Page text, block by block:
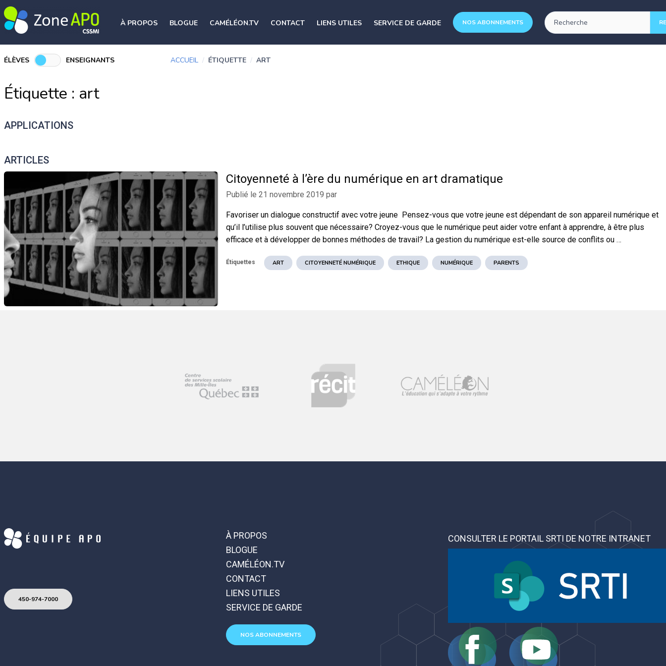
À PROPOS BLOGUE CAMÉLÉON.TV CONTACT LIENS UTILES SERVICE DE GARDE NOS ABONNEMENTS
ÉLÈVES ENSEIGNANTS ACCUEIL / ÉTIQUETTE / ART
Étiquette : art
APPLICATIONS
ÉducArt
Musée des beaux-arts de Montréal Éducart
On y propose des activités d'apprentissage classées par thèmes tels que :
demain
cœur
communiquer
féminisme
👉 À chaque œuvre sont associées une grille d'analyse et des questions mobilisatrices.
ARTICLES
Citoyenneté à l’ère du numérique en art dramatique
Publié le 21 novembre 2019 par
Favoriser un dialogue constructif avec votre jeune Pensez-vous que votre jeune est dépendant de son appareil numérique et
qu’il l’utilise plus souvent que nécessaire? Croyez-vous que le numérique peut aider votre enfant à apprendre, à être plus
efficace et à développer de bonnes méthodes de travail? La gestion du numérique est-elle source de conflits ou …
Étiquettes ART CITOYENNETÉ NUMÉRIQUE ETHIQUE NUMÉRIQUE PARENTS
450-974-7000
À PROPOS
BLOGUE
CAMÉLÉON.TV
CONTACT
LIENS UTILES
SERVICE DE GARDE
NOS ABONNEMENTS
CONSULTER LE PORTAIL SRTI DE NOTRE INTRANET